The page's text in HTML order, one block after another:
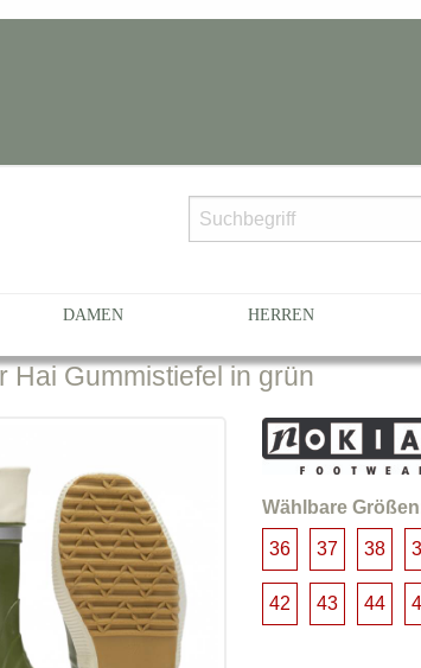
DAMEN HERREN
Hai Gummistiefel in grün
Wählbare
36 37 38
42 43 44